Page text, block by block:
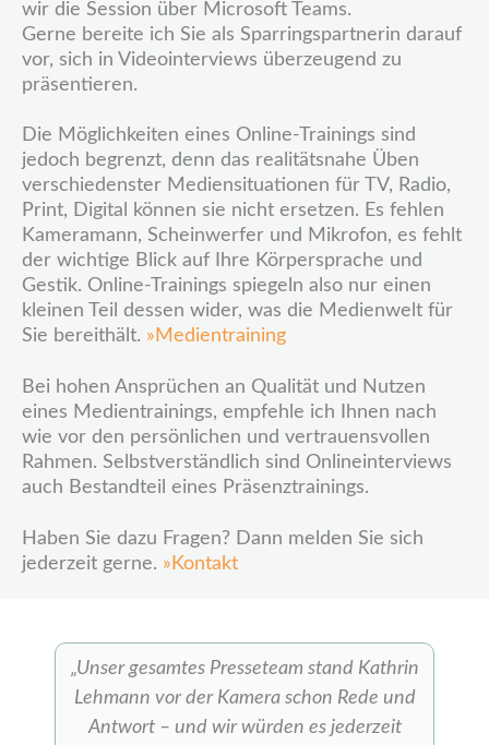
wir die Session über Microsoft Teams.
Gerne bereite ich Sie als Sparringspartnerin darauf
vor, sich in Videointerviews überzeugend zu
präsentieren.
Die Möglichkeiten eines Online-Trainings sind
jedoch begrenzt, denn das realitätsnahe Üben
verschiedenster Mediensituationen für TV, Radio,
Print, Digital können sie nicht ersetzen. Es fehlen
Kameramann, Scheinwerfer und Mikrofon, es fehlt
der wichtige Blick auf Ihre Körpersprache und
Gestik. Online-Trainings spiegeln also nur einen
kleinen Teil dessen wider, was die Medienwelt für
Sie bereithält. »Medientraining
Bei hohen Ansprüchen an Qualität und Nutzen
eines Medientrainings, empfehle ich Ihnen nach
wie vor den persönlichen und vertrauensvollen
Rahmen. Selbstverständlich sind Onlineinterviews
auch Bestandteil eines Präsenztrainings.
Haben Sie dazu Fragen? Dann melden Sie sich
jederzeit gerne. »Kontakt
„Unser gesamtes Presseteam stand Kathrin
Lehmann vor der Kamera schon Rede und
Antwort – und wir würden es jederzeit